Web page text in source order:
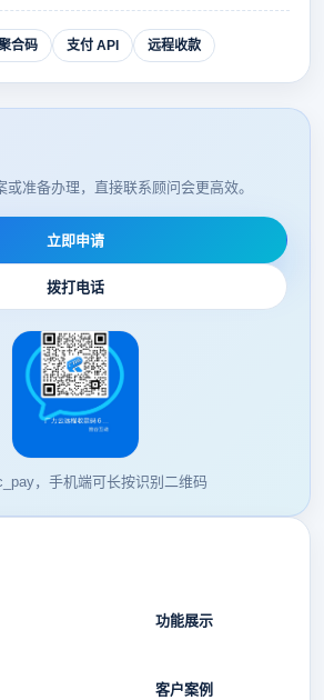
合码 支付 API 远程收款
准备办理，直接联系顾问会更高效。
立即申请
拨打电话
，手机端可长按识别二维码
功能展示
客户案例